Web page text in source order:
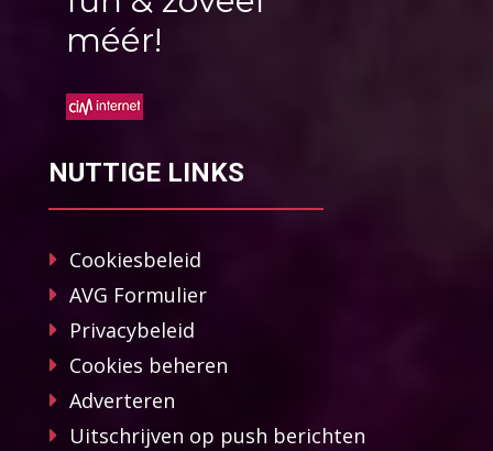
méér!
NUTTIGE LINKS
Cookiesbeleid
AVG Formulier
Privacybeleid
Cookies beheren
Adverteren
Uitschrijven op push berichten